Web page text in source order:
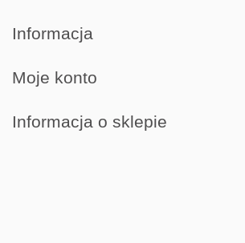
Informacja
Moje konto
Informacja o sklepie